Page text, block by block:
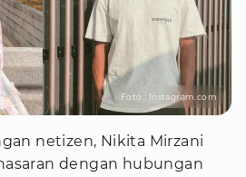
Foto : Instagram.com
netizen, Nikita Mirzani
dengan hubungan